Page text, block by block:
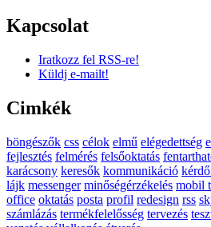
Kapcsolat
Iratkozz fel RSS-re!
Küldj e-mailt!
Cimkék
böngészők css célok elmű elégedettség
fejlesztés felmérés felsőoktatás
karácsony keresők kommunikáció
lájk messenger minőségérzékelés mobil
office oktatás posta profil redesign rss
számlázás termékfelelősség tervezés